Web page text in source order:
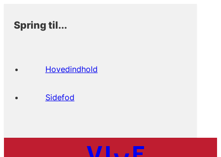
Spring til...
Hovedindhold
Sidefod